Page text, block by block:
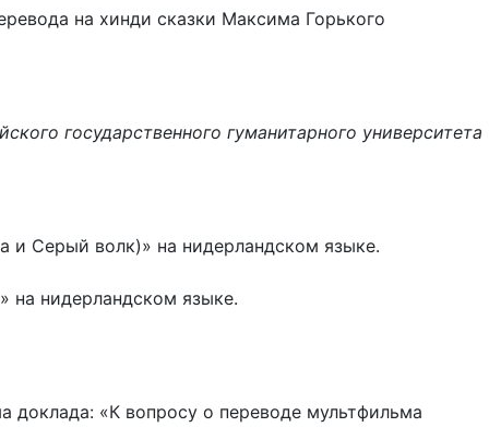
на хинди сказки Максима Горького
государственного гуманитарного университета
и Серый волк)» на нидерландском языке.
на нидерландском языке.
доклада: «К вопросу о переводе мультфильма